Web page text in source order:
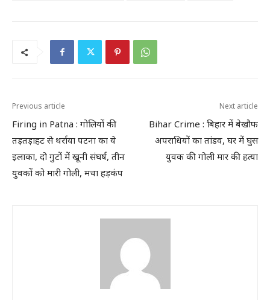
Previous article
Firing in Patna : गोलियों की
तड़तड़ाहट से थर्राया पटना का ये
इलाका, दो गुटों में खूनी संघर्ष, तीन
युवकों को मारी गोली, मचा हड़कंप
Next article
Bihar Crime : बिहार में बेखौफ
अपराधियों का तांडव, घर में घुस
युवक की गोली मार की हत्या